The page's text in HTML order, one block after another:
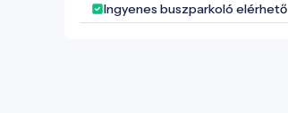
Ingyenes buszparkoló elérhető